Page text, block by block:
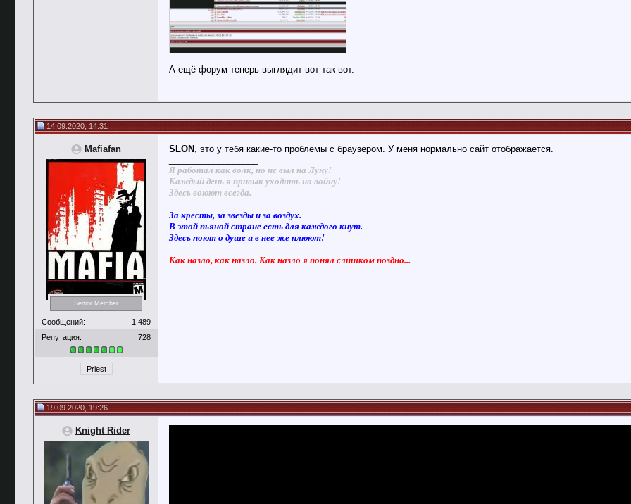
А ещё форум теперь выглядит вот так вот.
14.09.2020, 14:31
Mafiafan
Senior Member
Сообщений:
1,489
Репутация:
728
Priest
SLON , это у тебя какие-то проблемы с браузером. У меня нормально сайт отображается.
Я работал как волк, но не выл на Луну!
Каждый день я привык уходить на войну!
Здесь воюют всегда.
За кресты, за звезды и за воздух.
В этой пьяной стране есть для каждого кнут.
Здесь поют о душе и в нее же плюют!
Как назло, как назло. Как назло я понял слишком поздно...
19.09.2020, 19:26
Knight Rider